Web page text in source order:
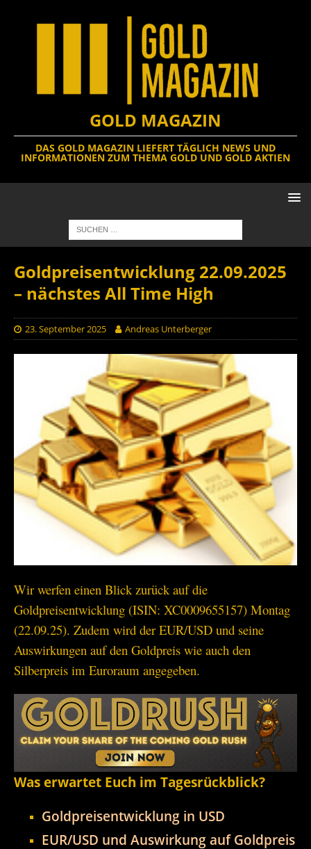
GOLD MAGAZIN
DAS GOLD MAGAZIN LIEFERT TÄGLICH NEWS UND
INFORMATIONEN ZUM THEMA GOLD UND GOLD AKTIEN
Goldpreisentwicklung 22.09.2025
– nächstes All Time High
23. September 2025 Andreas Unterberger
Wir werfen einen Blick zurück auf die
Goldpreisentwicklung (ISIN: XC0009655157) Montag
(22.09.25). Zudem wird der EUR/USD und seine
Auswirkungen auf den Goldpreis wie auch den
Silberpreis im Euroraum angegeben.
Was erwartet Euch im Tagesrückblick?
Goldpreisentwicklung in USD
EUR/USD und Auswirkung auf Goldpreis